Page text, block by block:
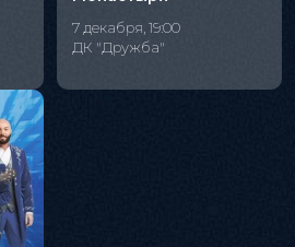
7 декабря, 19:00
ДК "Дружба"